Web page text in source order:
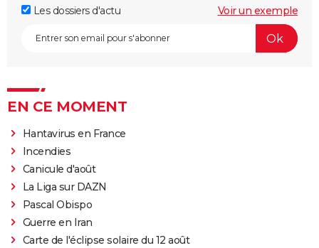
Les dossiers d'actu
Voir un exemple
EN CE MOMENT
Hantavirus en France
Incendies
Canicule d'août
La Liga sur DAZN
Pascal Obispo
Guerre en Iran
Carte de l'éclipse solaire du 12 août